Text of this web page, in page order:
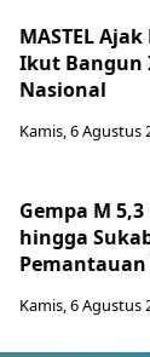
MASTEL
Ikut
Nasional
Kamis, 6 Agustus
Gempa M
hingga
Kamis, 6 Agustus